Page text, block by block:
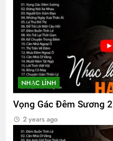
NHẠC LÍNH
Vọng Gác Đêm Sương 2
2 years ago